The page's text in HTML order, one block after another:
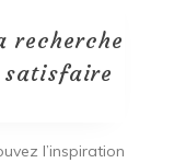
recherche
satisfaire
l’inspiration